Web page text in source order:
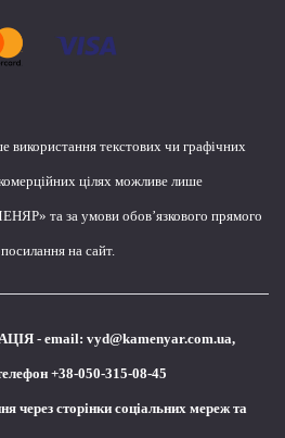
використання текстових чи графічних
цілях можливе лише
та за умови обов’язкового прямого
на сайт.
- email: vyd@kamenyar.com.ua,
+38-050-315-08-45
через сторінки соціальних мереж та